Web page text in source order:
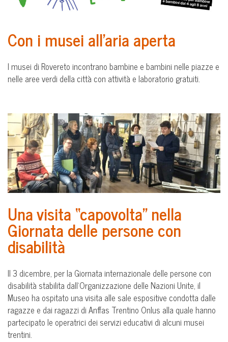
Con i musei all’aria aperta
I musei di Rovereto incontrano bambine e bambini nelle piazze e
nelle aree verdi della città con attività e laboratorio gratuiti.
Una visita “capovolta” nella
Giornata delle persone con
disabilità
Il 3 dicembre, per la Giornata internazionale delle persone con
disabilità stabilita dall’Organizzazione delle Nazioni Unite, il
Museo ha ospitato una visita alle sale espositive condotta dalle
ragazze e dai ragazzi di Anffas Trentino Onlus alla quale hanno
partecipato le operatrici dei servizi educativi di alcuni musei
trentini.